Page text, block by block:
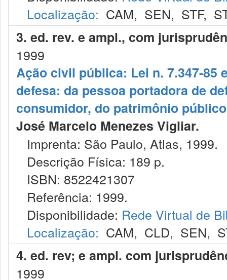
Localização: CAM, SEN, STF,
3. ed. rev. e ampl., com
1999
Ação civil pública: Lei n. 7.347-85
defesa: da pessoa portadora de
consumidor, do patrimônio
José Marcelo Menezes Vigliar.
Imprenta: São Paulo, Atlas, 1999.
Descrição Física: 189 p.
ISBN: 8522421307
Referência: 1999.
Disponibilidade: Rede Virtual de
Localização: CAM, CLD, SEN,
4. ed. rev; e ampl. com
1999